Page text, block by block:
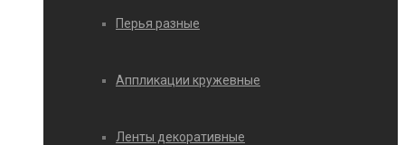
Перья разные
Аппликации кружевные
Ленты декоративные